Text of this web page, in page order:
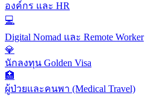
องค์กร และ HR
💻
Digital Nomad และ Remote Worker
💎
นักลงทุน Golden Visa
🏥
ผู้ป่วยและคนพา (Medical Travel)